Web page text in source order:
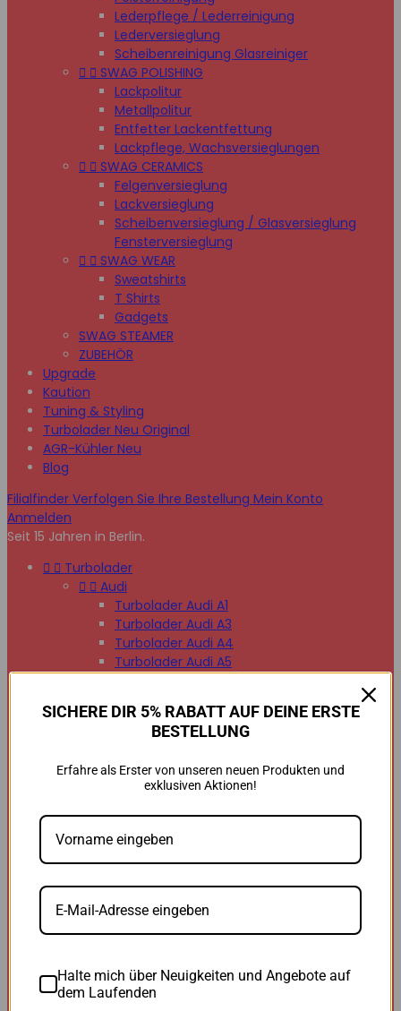
Lederpflege / Lederreinigung
Lederversieglung
Scheibenreinigung Glasreiniger
  SWAG POLISHING
Lackpolitur
Metallpolitur
Entfetter Lackentfettung
Lackpflege, Wachsversieglungen
  SWAG CERAMICS
Felgenversieglung
Lackversieglung
Scheibenversieglung / Glasversieglung
Fensterversieglung
  SWAG WEAR
Sweatshirts
T Shirts
Gadgets
SWAG STEAMER
ZUBEHÖR
Upgrade
Kaution
Tuning & Styling
Turbolader Neu Original
AGR-Kühler Neu
Blog
Filialfinder Verfolgen Sie Ihre Bestellung Mein Konto
Anmelden
Seit 15 Jahren in Berlin.
  Turbolader
  Audi
Turbolader Audi A1
Turbolader Audi A3
Turbolader Audi A4
Turbolader Audi A5
Turbolader Audi A8
Turbolader Audi Q2
Turbolader Audi Q5
Turbolader Audi Q7
Turbolader Audi TT
BMW
BMW B47
BMW M47
BMW M57
BMW N47
BMW 118d
BMW 120d
SICHERE DIR 5% RABATT AUF DEINE ERSTE
BESTELLUNG
Erfahre als Erster von unseren neuen Produkten und
exklusiven Aktionen!
Halte mich über Neuigkeiten und Angebote auf
dem Laufenden